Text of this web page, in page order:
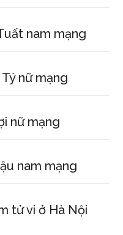
nam mạng
nữ mạng
nữ mạng
nam mạng
tử vi ở Hà Nội